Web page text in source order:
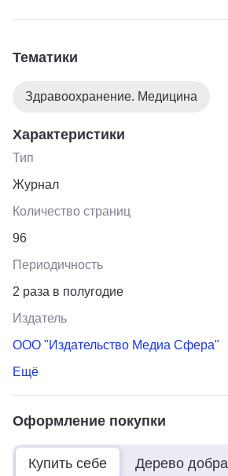
Тематики
Здравоохранение. Медицина
Характеристики
Тип
Журнал
Количество страниц
96
Периодичность
2 раза в полугодие
Издатель
ООО "Издательство Медиа Сфера"
Ещё
Оформление покупки
Купить себе Дерево добра